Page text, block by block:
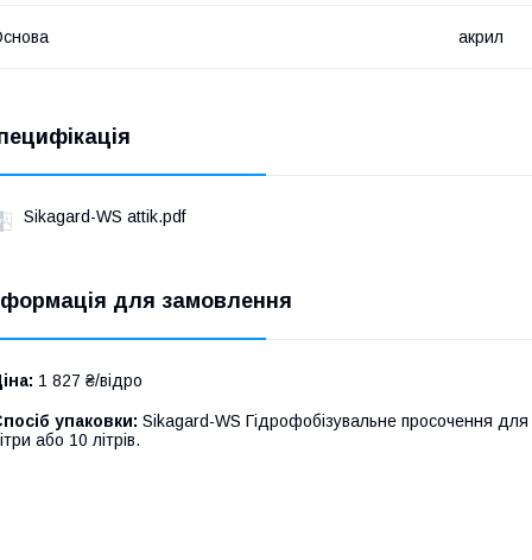
акрил
Sikagard-WS attik.pdf
для замовлення
1 827 ₴/відро
упаковки: Sikagard-WS Гідрофобізувальне просочення
або 10 літрів.